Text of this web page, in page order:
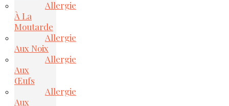
Allergie
À La
Moutarde
Allergie
Aux Noix
Allergie
Aux
Œufs
Allergie
Aux